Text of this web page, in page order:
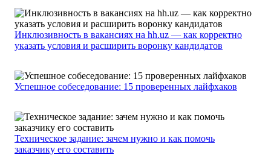
Инклюзивность в вакансиях на hh.uz — как корректно
указать условия и расширить воронку кандидатов
Успешное собеседование: 15 проверенных лайфхаков
Техническое задание: зачем нужно и как помочь
заказчику его составить